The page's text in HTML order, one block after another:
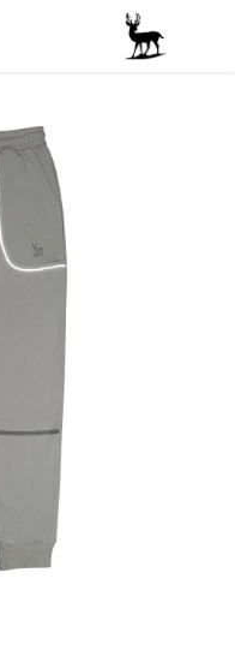
تخطي للذهاب إلى المحتوى